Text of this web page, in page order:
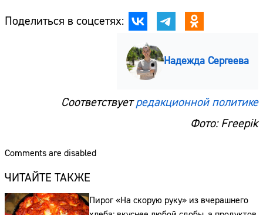
Поделиться в соцсетях:
Надежда Сергеева
Соответствуетредакционной политике
Фото: Freepik
Comments are disabled
ЧИТАЙТЕ ТАКЖЕ
Пирог «На скорую руку» из вчерашнего